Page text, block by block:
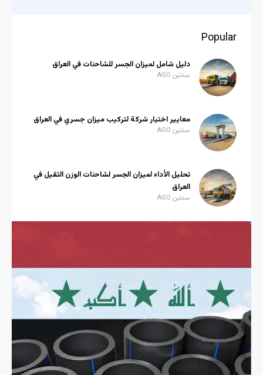
Popular
دليل شامل لميزان الجسر للشاحنات في العراق
سنتين AGO
معايير اختيار شركة لتركيب ميزان جسري في العراق
سنتين AGO
تحليل الأداء لميزان الجسر لشاحنات الوزن الثقيل في
العراق
سنتين AGO